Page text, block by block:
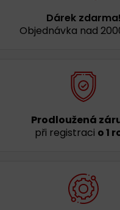
Dárek zdarma!
Objednávka nad
Prodloužená
při registraci o 1